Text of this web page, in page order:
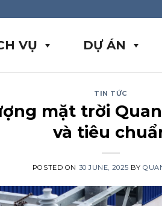
VỤ DỰ ÁN
TIN TỨC
mặt trời
và tiêu
POSTED ON 30 JUNE, 2025 BY